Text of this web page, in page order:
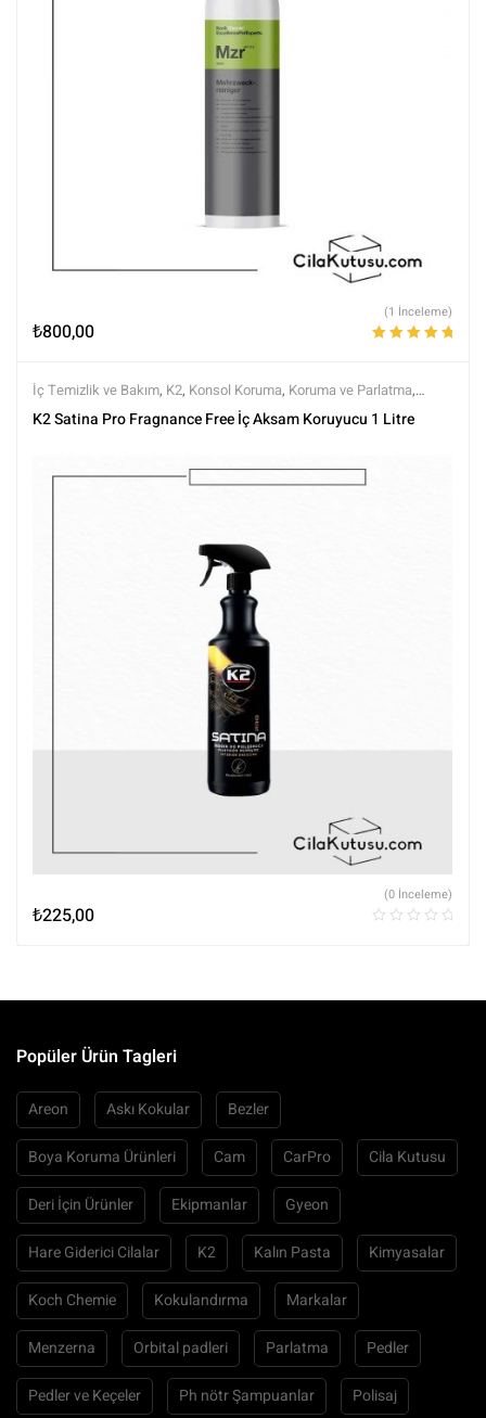
₺800,00
(1 İnceleme)
İç Temizlik ve Bakım, K2, Konsol Koruma, Koruma ve Parlatma,
Markalar,Tüm Ürünler,Tüm Ürünler ,Yarı Mat (Doğal Görünüm)
K2 Satina Pro Fragnance Free İç Aksam Koruyucu 1 Litre
₺225,00
(0 İnceleme)
Popüler Ürün Tagleri
Areon Askı Kokular Bezler
Boya Koruma Ürünleri Cam CarPro Cila Kutusu
Deri İçin Ürünler Ekipmanlar Gyeon
Hare Giderici Cilalar K2 Kalın Pasta Kimyasalar
Koch Chemie Kokulandırma Markalar
Menzerna Orbital padleri Parlatma Pedler
Pedler ve Keçeler Ph nötr Şampuanlar Polisaj